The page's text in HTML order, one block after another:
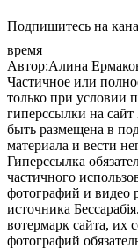
Подпишитесь на
время
Автор:Алина
Частичное или
только при условии
гиперссылки на
быть размещена в
материала и вести
Гиперссылка
частичного
фотографий и видео
источника
вотермарк сайта, их
фотографий